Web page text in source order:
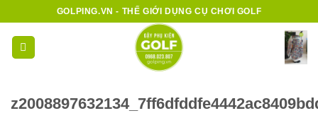
qua
dung
GOLPING.VN - THẾ GIỚI DỤNG CỤ CHƠI GOLF